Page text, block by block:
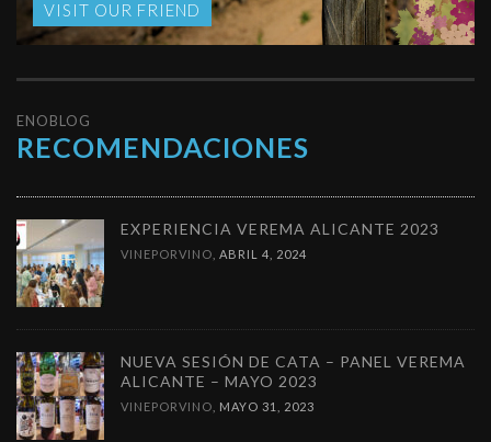
VISIT OUR FRIEND
ENOBLOG
RECOMENDACIONES
EXPERIENCIA VEREMA ALICANTE 2023
VINEPORVINO ABRIL 4, 2024
NUEVA SESIÓN DE CATA – PANEL VEREMA
ALICANTE – MAYO 2023
VINEPORVINO MAYO 31, 2023